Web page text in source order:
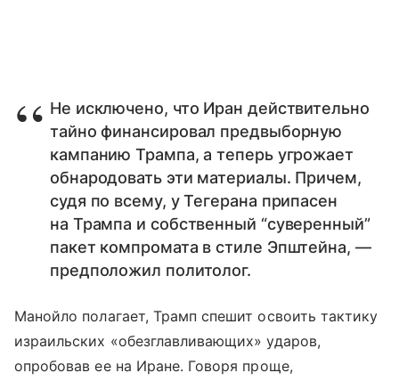
Не исключено, что Иран действительно
тайно финансировал предвыборную
кампанию Трампа, а теперь угрожает
обнародовать эти материалы. Причем,
судя по всему, у Тегерана припасен
на Трампа и собственный “суверенный”
пакет компромата в стиле Эпштейна, —
предположил политолог.
Манойло полагает, Трамп спешит освоить тактику
израильских «обезглавливающих» ударов,
опробовав ее на Иране. Говоря проще,